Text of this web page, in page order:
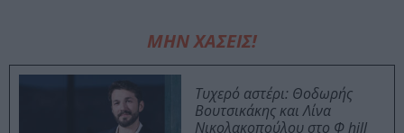
ΜΗΝ ΧΑΣΕΙΣ!
Τυχερό αστέρι: Θοδωρής
Βουτσικάκης και Λίνα
Νικολακοπούλου στο Φ hill